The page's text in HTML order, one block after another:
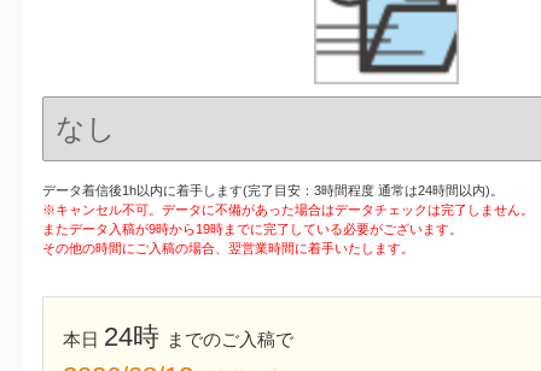
データ着信後1h以内に着手します(完了目安：3時間程度 通常は24時間以内)。
※キャンセル不可。データに不備があった場合はデータチェックは完了しません。
またデータ入稿が9時から19時までに完了している必要がございます。
その他の時間にご入稿の場合、翌営業時間に着手いたします。
本日 24時 までのご入稿で